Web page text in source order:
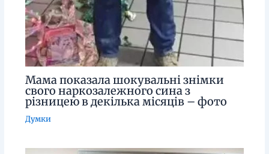
Мама показала шокувальні знімки
свого наркозалежного сина з
різницею в декілька місяців – фото
Думки